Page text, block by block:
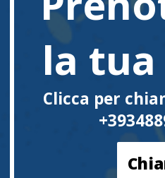
la
Clicca per